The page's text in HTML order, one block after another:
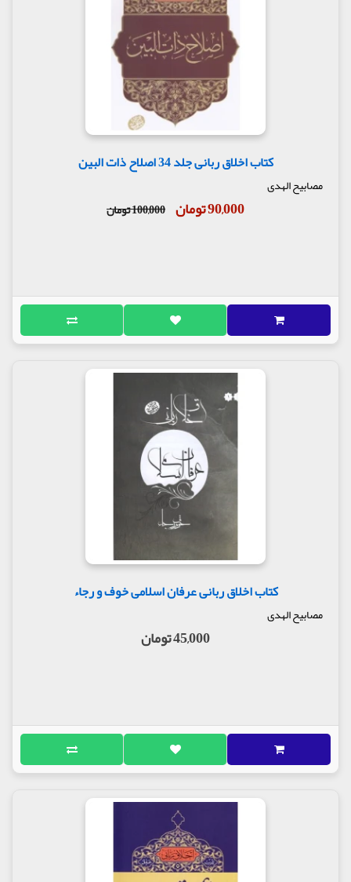
کتاب اخلاق ربانی جلد 34 اصلاح ذات البین
مصابیح الهدی
90,000 تومان 100,000 تومان
کتاب اخلاق ربانی عرفان اسلامی خوف و رجاء
مصابیح الهدی
45,000 تومان